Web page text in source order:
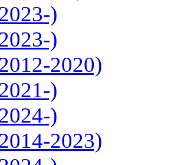
)
)
2020)
)
)
2023)